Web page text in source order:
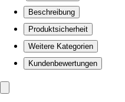
Beschreibung
Produktsicherheit
Weitere Kategorien
Kundenbewertungen